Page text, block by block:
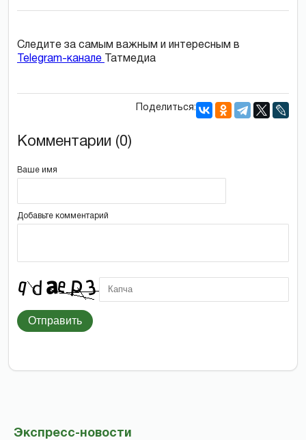
Экспресс-новости
Следите за самым важным и интересным в
Telegram-канале
Татмедиа
Поделиться:
Комментарии (0)
Ваше имя
Добавьте комментарий
Отправить